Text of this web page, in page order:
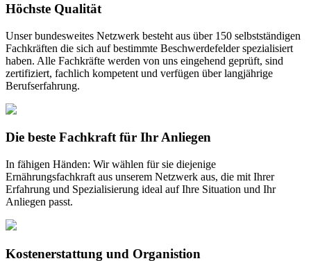
Höchste Qualität
Unser bundesweites Netzwerk besteht aus über 150 selbstständigen
Fachkräften die sich auf bestimmte Beschwerdefelder spezialisiert
haben. Alle Fachkräfte werden von uns eingehend geprüft, sind
zertifiziert, fachlich kompetent und verfügen über langjährige
Berufserfahrung.
Die beste Fachkraft für Ihr Anliegen
In fähigen Händen: Wir wählen für sie diejenige
Ernährungsfachkraft aus unserem Netzwerk aus, die mit Ihrer
Erfahrung und Spezialisierung ideal auf Ihre Situation und Ihr
Anliegen passt.
Kostenerstattung und Organistion